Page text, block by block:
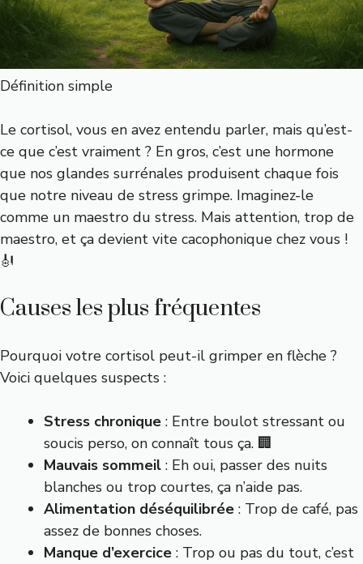
Définition simple
Le cortisol, vous en avez entendu parler, mais qu’est-
ce que c’est vraiment ? En gros, c’est une hormone
que nos glandes surrénales produisent chaque fois
que notre niveau de stress grimpe. Imaginez-le
comme un maestro du stress. Mais attention, trop de
maestro, et ça devient vite cacophonique chez vous !
🎻
Causes les plus fréquentes
Pourquoi votre cortisol peut-il grimper en flèche ?
Voici quelques suspects :
Stress chronique : Entre boulot stressant ou
soucis perso, on connaît tous ça. 🏢
Mauvais sommeil : Eh oui, passer des nuits
blanches ou trop courtes, ça n’aide pas.
Alimentation déséquilibrée : Trop de café, pas
assez de bonnes choses.
Manque d’exercice : Trop ou pas du tout, c’est